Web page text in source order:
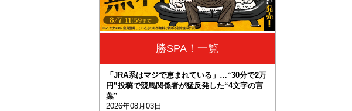
勝SPA！一覧
「JRA系はマジで恵まれている」…“30分で2万
円”投稿で競馬関係者が猛反発した“4文字の言
葉”
2026年08月03日